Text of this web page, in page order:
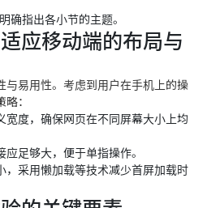
确指出各小节的主题。
应移动端的布局与
与易用性。考虑到用户在手机上的操
：
宽度，确保网页在不同屏幕大小上均
足够大，便于单指操作。
，采用懒加载等技术减少首屏加载时